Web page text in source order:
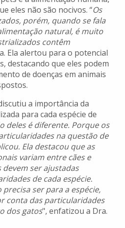
eles não são nocivos. “Os
porém, quando se fala
natural, é muito
contêm
Ela alertou para o potencial
destacando que eles podem
de doenças em animais
a importância da
para cada espécie de
deles é diferente. Porque os
na questão de
Ela destacou que as
variam entre cães e
devem ser ajustadas
de cada espécie.
precisa ser para a espécie,
conta das particularidades
dos gatos", enfatizou a Dra.